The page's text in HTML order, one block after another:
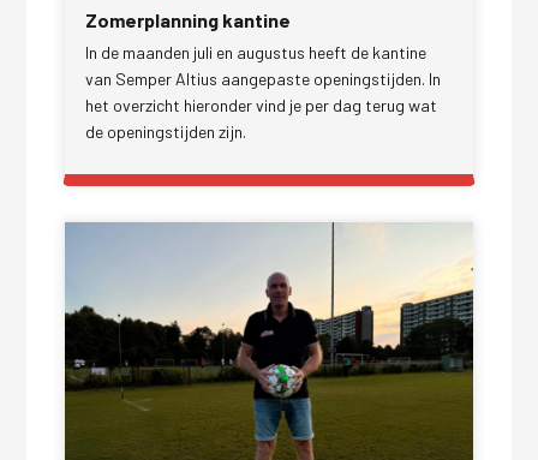
Zomerplanning kantine
In de maanden juli en augustus heeft de kantine
van Semper Altius aangepaste openingstijden. In
het overzicht hieronder vind je per dag terug wat
de openingstijden zijn.